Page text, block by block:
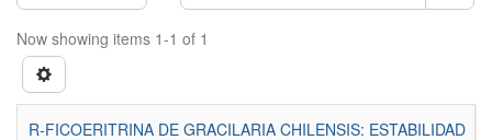
Now showing items 1-1 of 1
R-FICOERITRINA DE GRACILARIA CHILENSIS: ESTABILIDAD